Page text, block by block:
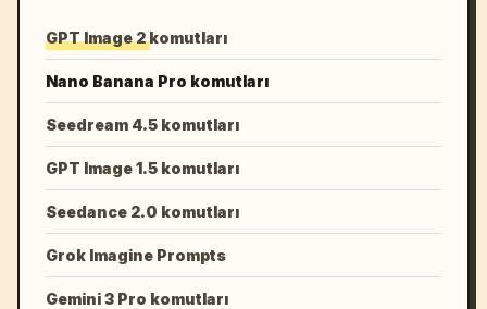
GPT Image 2 komutları
Nano Banana Pro komutları
Seedream 4.5 komutları
GPT Image 1.5 komutları
Seedance 2.0 komutları
Grok Imagine Prompts
Gemini 3 Pro komutları